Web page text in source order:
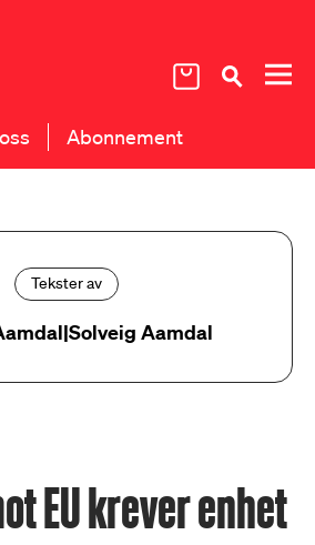
Abonnement
Tekster av
Aamdal
EU krever enhet